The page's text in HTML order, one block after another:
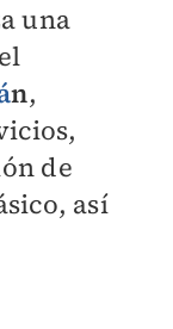
una
n,
de
así